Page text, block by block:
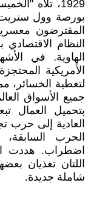
المقترضون
النظام
الهاوية. في
الأمريكية
لتغطية الخسائر،
جميع الأسواق
بتحميل العمال
العادية إلى حرب
الحرب
اضطراب. هددت
اللتان تغذيان
شاملة جديدة.